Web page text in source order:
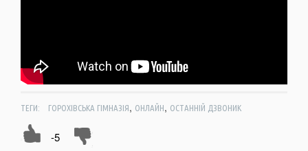
ТЕГИ: ГОРОХІВСЬКА ГІМНАЗІЯ, ОНЛАЙН, ОСТАННІЙ ДЗВОНИК
-5